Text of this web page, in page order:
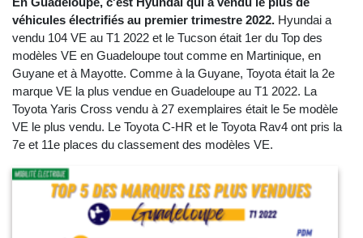
véhicules électrifiés au premier trimestre 2022. Hyundai a
vendu 104 VE au T1 2022 et le Tucson était 1er du Top des
modèles VE en Guadeloupe tout comme en Martinique, en
Guyane et à Mayotte. Comme à la Guyane, Toyota était la 2e
marque VE la plus vendue en Guadeloupe au T1 2022. La
Toyota Yaris Cross vendu à 27 exemplaires était le 5e modèle
VE le plus vendu. Le Toyota C-HR et le Toyota Rav4 ont pris la
7e et 11e places du classement des modèles VE.